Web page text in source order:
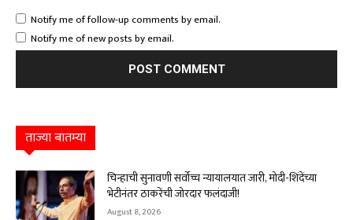
Notify me of follow-up comments by email.
Notify me of new posts by email.
ताज्या बातम्या
चिन्हाची सुनावणी सर्वोच्च न्यायालयात जारी, मोदी-शिंदेंच्या
भेटीनंतर ठाकरेंची जोरदार फलंदाजी!
August 8, 2026